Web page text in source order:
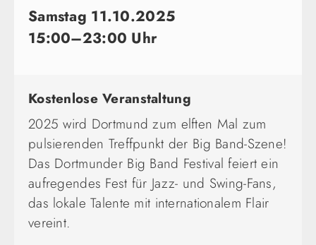
Samstag 11.10.2025
15:00–23:00 Uhr
Kostenlose Veranstaltung
2025 wird Dortmund zum elften Mal zum
pulsierenden Treffpunkt der Big Band-Szene!
Das Dortmunder Big Band Festival feiert ein
aufregendes Fest für Jazz- und Swing-Fans,
das lokale Talente mit internationalem Flair
vereint.